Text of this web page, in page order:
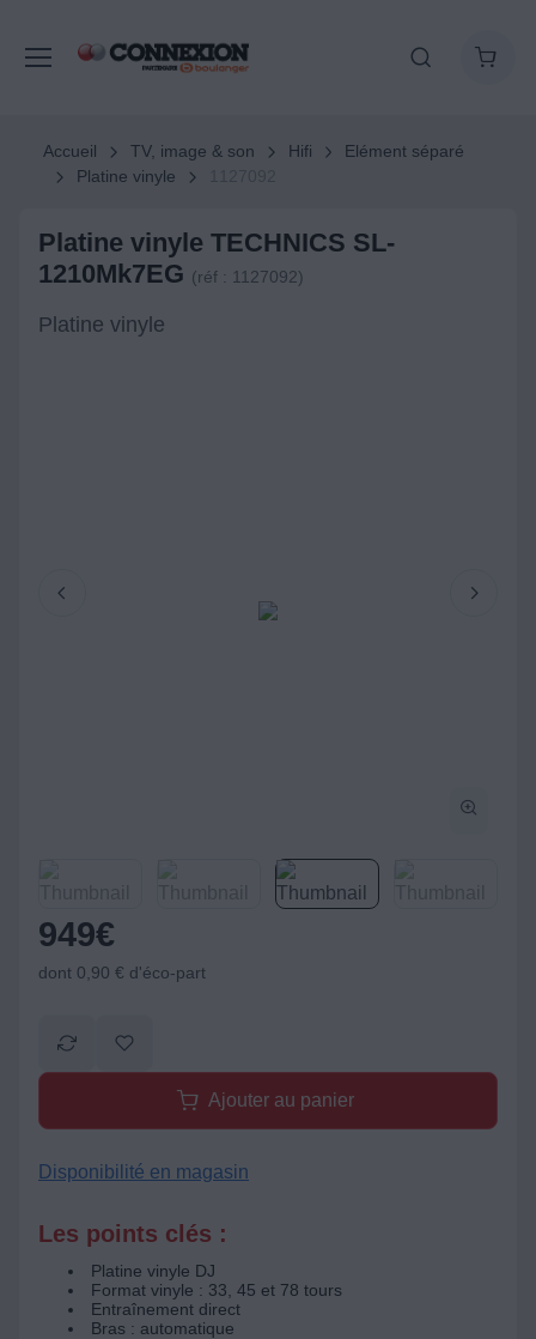
Accueil TV, image & son Hifi
Elément séparé
Platine vinyle
Platine vinyle TECHNICS SL-
1210Mk7EG (réf : 1127092)
Platine vinyle
949€
dont 0,90 € d'éco-part
Ajouter au panier
Disponibilité en magasin
Les points clés :
Platine vinyle DJ
Format vinyle : 33, 45 et 78 tours
Entraînement direct
Bras : automatique